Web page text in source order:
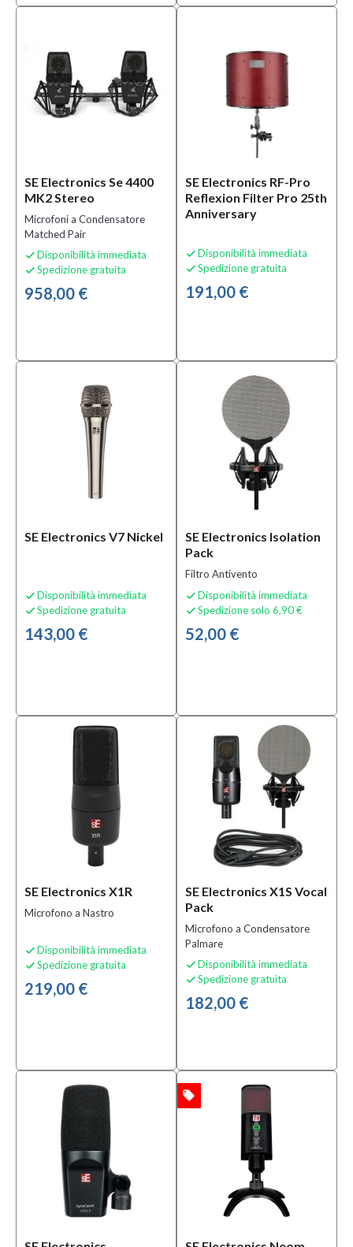
TUTTI
Sottocategoria
Accessori
per Aste
Microfoniche
Microfoni
(2)
Antivento
e Griglie
per
Microfoni
(2)
Condizione
offerta
Si
prodotti
disponibili
Bananamusic
SE Electronics Se 4400
MK2 Stereo
Microfoni a Condensatore
Matched Pair
 Disponibilità immediata
 Spedizione gratuita
958,00 €
SE Electronics RF-Pro
Reflexion Filter Pro 25th
Anniversary
 Disponibilità immediata
 Spedizione gratuita
191,00 €
SE Electronics V7 Nickel
 Disponibilità immediata
 Spedizione gratuita
143,00 €
SE Electronics Isolation
Pack
Filtro Antivento
 Disponibilità immediata
 Spedizione solo 6,90 €
52,00 €
SE Electronics X1R
Microfono a Nastro
 Disponibilità immediata
 Spedizione gratuita
219,00 €
SE Electronics X1S Vocal
Pack
Microfono a Condensatore
Palmare
 Disponibilità immediata
 Spedizione gratuita
182,00 €
local_offer